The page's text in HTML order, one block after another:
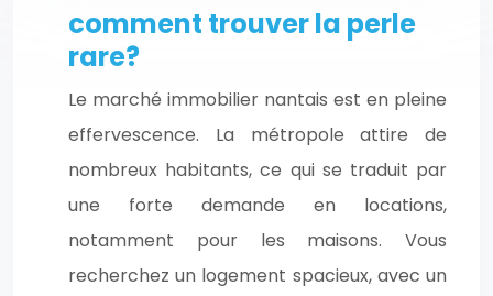
comment trouver la perle
rare?
Le marché immobilier nantais est en pleine
effervescence. La métropole attire de
nombreux habitants, ce qui se traduit par
une forte demande en locations,
notamment pour les maisons. Vous
recherchez un logement spacieux, avec un